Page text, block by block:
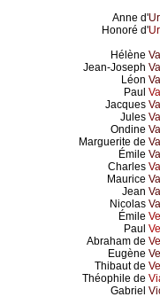
Anne d'
Honoré d'
Hélène
Jean-Joseph
Léon
Paul
Jacques
Jules
Ondine
Marguerite de
Émile
Charles
Maurice
Jean
Nicolas
Émile
Paul
Abraham de
Eugène
Thibaut de
Théophile de
Gabriel